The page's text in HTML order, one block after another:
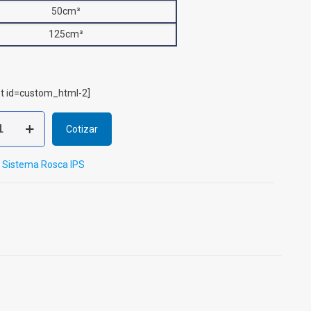
50cm³
125cm³
id=custom_html-2]
Cotizar
Sistema Rosca IPS